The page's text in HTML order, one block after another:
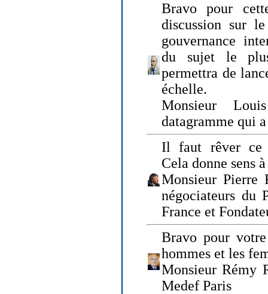
Bravo pour
discussion sur
gouvernance
du sujet le
permettra de
échelle.
Monsieur
datagramme qui
Il faut rêver ce
Cela donne sens
Monsieur Pierre
négociateurs du
France et
Bravo pour
hommes et les
Monsieur Rémy
Medef Paris